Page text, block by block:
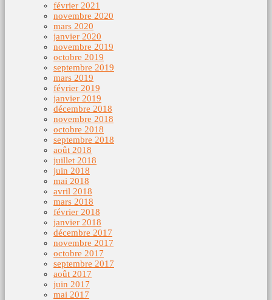
février 2021
novembre 2020
mars 2020
janvier 2020
novembre 2019
octobre 2019
septembre 2019
mars 2019
février 2019
janvier 2019
décembre 2018
novembre 2018
octobre 2018
septembre 2018
août 2018
juillet 2018
juin 2018
mai 2018
avril 2018
mars 2018
février 2018
janvier 2018
décembre 2017
novembre 2017
octobre 2017
septembre 2017
août 2017
juin 2017
mai 2017